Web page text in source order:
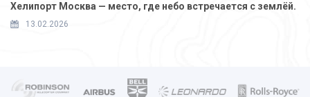
Хелипорт Москва — место, где небо встречается с землёй.
13.02.2026